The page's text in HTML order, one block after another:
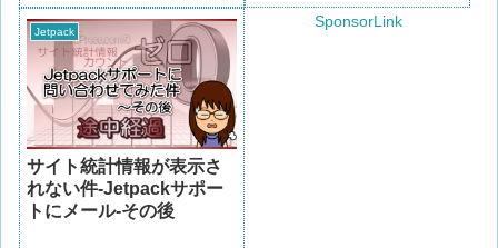
Jetpack
サイト統計情報が表示さ
れない件-Jetpackサポー
トにメール-その後
SponsorLink